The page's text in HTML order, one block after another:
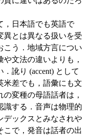
日本語でも英語で
異とは異なる扱いを受
こう．地域方言につい
文法の違いよりも，
訛り (accent) として
米差でも，語彙にも文
変種の母語話者は，
識する．音声は物理的
デックスとみなされや
こで，発音は話者の出